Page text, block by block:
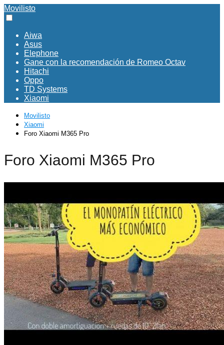
Movilisto
Aiwa
Asus
Elephone
Gane con la recomendación de Romeo Octav
Hitachi
Oppo
TD Systems
Xiaomi
Movilisto
Xiaomi
Foro Xiaomi M365 Pro
Foro Xiaomi M365 Pro